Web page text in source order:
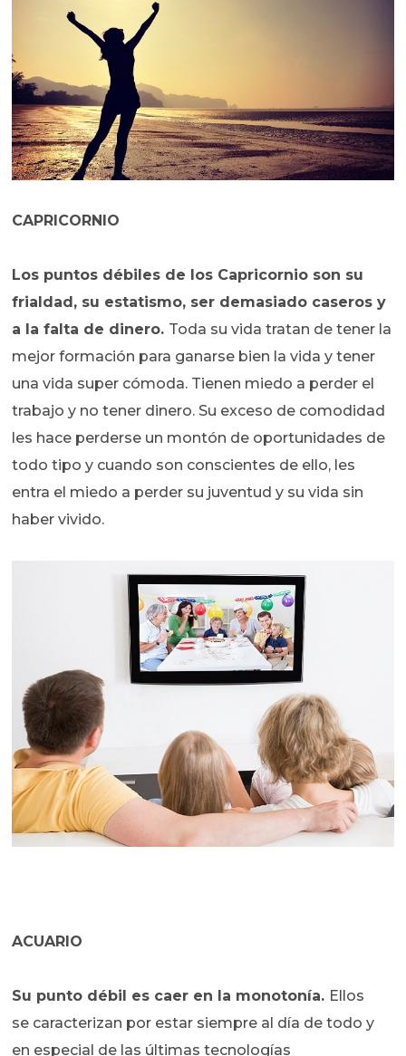
CAPRICORNIO
Los puntos débiles de los Capricornio son su
frialdad, su estatismo, ser demasiado caseros y
a la falta de dinero. Toda su vida tratan de tener la
mejor formación para ganarse bien la vida y tener
una vida super cómoda. Tienen miedo a perder el
trabajo y no tener dinero. Su exceso de comodidad
les hace perderse un montón de oportunidades de
todo tipo y cuando son conscientes de ello, les
entra el miedo a perder su juventud y su vida sin
haber vivido.
ACUARIO
Su punto débil es caer en la monotonía. Ellos
se caracterizan por estar siempre al día de todo y
en especial de las últimas tecnologías